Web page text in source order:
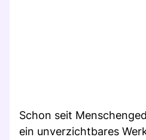
Schon seit
ein unverzichtbares